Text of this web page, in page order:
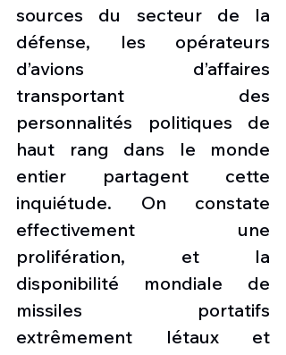
sources du secteur de la
défense, les opérateurs
d’avions d’affaires
transportant des
personnalités politiques de
haut rang dans le monde
entier partagent cette
inquiétude. On constate
effectivement une
prolifération, et la
disponibilité mondiale de
missiles portatifs
extrêmement létaux et